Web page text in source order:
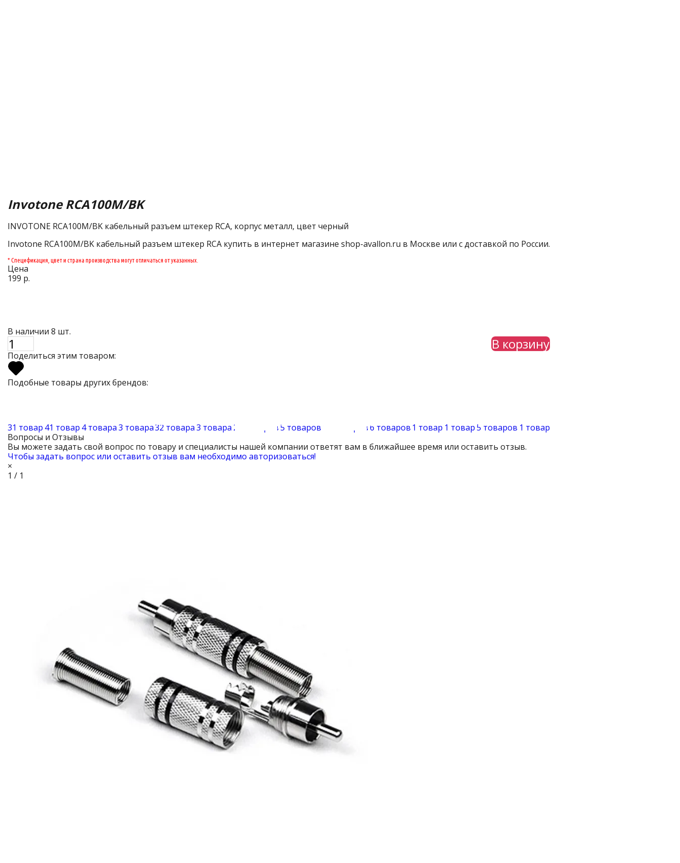
Invotone RCA100M/BK
INVOTONE RCA100M/BK кабельный разъем штекер RCA, корпус металл, цвет черный
Invotone RCA100M/BK кабельный разъем штекер RCA купить в интернет магазине shop-avallon.ru в Москве или с доставкой по России.
* Спецификация, цвет и страна производства могут отличаться от указанных.
Цена
199 р.
В наличии 8 шт.
В корзину
Поделиться этим товаром:
Подобные товары других брендов:
31 товар 41 товар 4 товара3 товара32 товара3 товара 25 товаров5 товаров 19 товаров6 товаров 1 товар 1 товар5 товаров 1 товар
Вопросы и Отзывы
Вы можете задать свой вопрос по товару и специалисты нашей компании ответят вам в ближайшее время или оставить отзыв.
Чтобы задать вопрос или оставить отзыв вам необходимо авторизоваться!
×
1 / 1